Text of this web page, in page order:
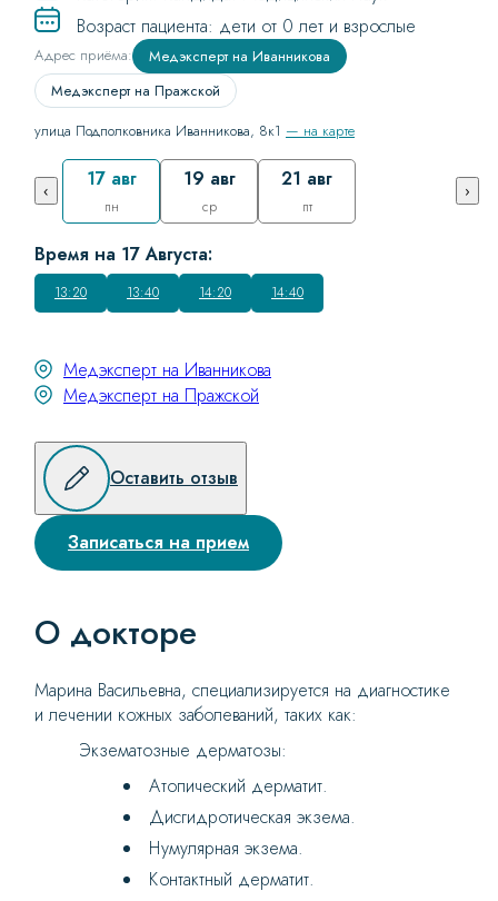
Возраст пациента: дети от 0 лет и взрослые
Адрес приёма:
Медэксперт на Иванникова
Медэксперт на Пражской
улица Подполковника Иванникова, 8к1 — на карте
‹ 17 авг
пн
19 авг
ср
21 авг
пт
›
Время на 17 Августа:
13:20 13:40 14:20 14:40
Медэксперт на Иванникова
Медэксперт на Пражской
Записаться на прием
Оставить отзыв
О докторе
Марина Васильевна, специализируется на диагностике
и лечении кожных заболеваний, таких как:
Экзематозные дерматозы:
Атопический дерматит.
Дисгидротическая экзема.
Нумулярная экзема.
Контактный дерматит.